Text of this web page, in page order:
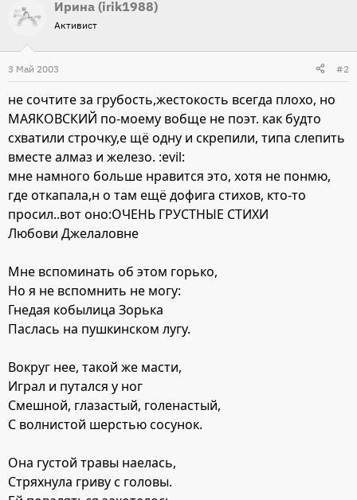
Ирина (irik1988)
Активист
3 Май 2003 #2
не сочтите за грубость,жестокость всегда плохо, но
МАЯКОВСКИЙ по-моему вобще не поэт. как будто
схватили строчку,е щё одну и скрепили, типа слепить
вместе алмаз и железо. :evil:
мне намного больше нравится это, хотя не понмю,
где откапала,н о там ещё дофига стихов, кто-то
просил..вот оно:ОЧЕНЬ ГРУСТНЫЕ СТИХИ
Любови Джелаловне
Мне вспоминать об этом горько,
Но я не вспомнить не могу:
Гнедая кобылица Зорька
Паслась на пушкинском лугу.
Вокруг нее, такой же масти,
Играл и путался у ног
Смешной, глазастый, голенастый,
С волнистой шерстью сосунок.
Она густой травы наелась,
Стряхнула гриву с головы.